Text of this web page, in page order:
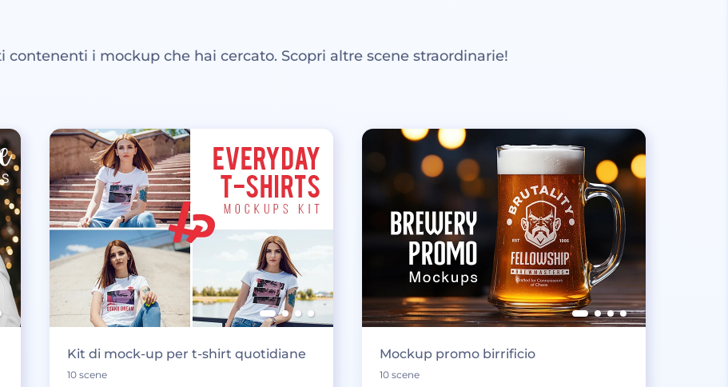
contenenti i mockup che hai cercato. Scopri altre scene straordinarie!
Kit di mock-up per t-shirt quotidiane
10 scene
Mockup promo birrificio
10 scene